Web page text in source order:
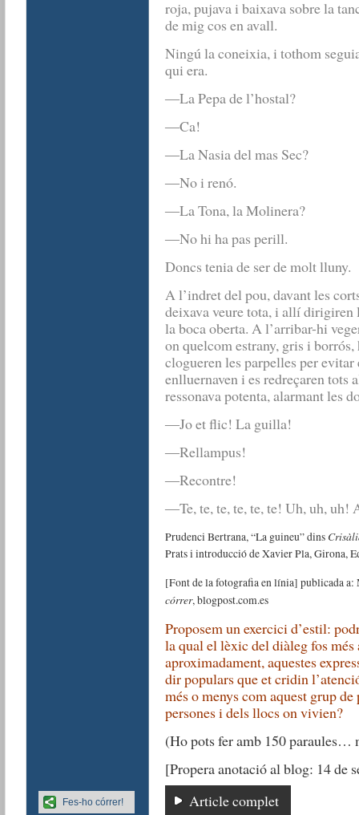
roja, pujava i baixava sobre la
de mig cos en avall.
Ningú la coneixia, i tothom
qui era.
―La Pepa de l’hostal?
―La Nasia del mas Sec?
―No i renó.
―La Tona, la Molinera?
―No hi ha pas perill.
Doncs tenia de ser de molt lluny.
A l’indret del pou, davant les
deixava veure tota, i allí dirigiren
la boca oberta. A l’arribar-hi
on quelcom estrany, gris i
clogueren les parpelles per evitar
enlluernaven i es redreçaren tots
ressonava potenta, alarmant les
―Jo et flic! La guilla!
―Rellampus!
―Recontre!
―Te, te, te, te, te, te! Uh, uh, uh!
Prudenci Bertrana, “La guineu” dins
Prats i introducció de Xavier Pla, Girona,
[Font de la fotografia en línia] publicada
córrer, blogpost.com.es
Proposem un exercici d’estil:
la qual el lèxic del diàleg fos
aproximadament, aquestes
dir populars que et cridin
més o menys com aquest grup
persones i dels llocs on vivien?
(Ho pots fer amb 150 paraules…
[Propera anotació al blog: 14 de
Article complet
Fes-ho córrer!